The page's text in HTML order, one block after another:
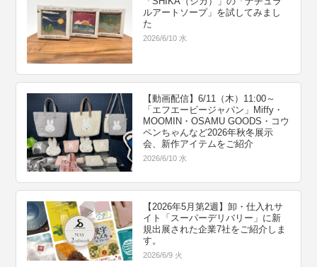
ルアートソープ」を試してみまし
た
2026/6/10 水
【動画配信】6/11（木）11:00～
「エフエービージャパン」Miffy・
MOOMIN・OSAMU GOODS・コウ
ペンちゃんなど2026年秋冬展示
会、新作アイテムをご紹介
2026/6/10 水
【2026年5月第2週】卸・仕入れサ
イト「スーパーデリバリー」に新
規出展された企業7社をご紹介しま
す。
2026/6/9 火